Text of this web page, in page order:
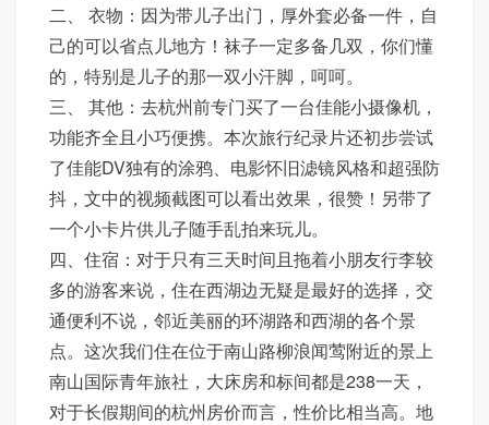
二、 衣物：因为带儿子出门，厚外套必备一件，自
己的可以省点儿地方！袜子一定多备几双，你们懂
的，特别是儿子的那一双小汗脚，呵呵。
三、 其他：去杭州前专门买了一台佳能小摄像机，
功能齐全且小巧便携。本次旅行纪录片还初步尝试
了佳能DV独有的涂鸦、电影怀旧滤镜风格和超强防
抖，文中的视频截图可以看出效果，很赞！另带了
一个小卡片供儿子随手乱拍来玩儿。
四、住宿：对于只有三天时间且拖着小朋友行李较
多的游客来说，住在西湖边无疑是最好的选择，交
通便利不说，邻近美丽的环湖路和西湖的各个景
点。这次我们住在位于南山路柳浪闻莺附近的景上
南山国际青年旅社，大床房和标间都是238一天，
对于长假期间的杭州房价而言，性价比相当高。地